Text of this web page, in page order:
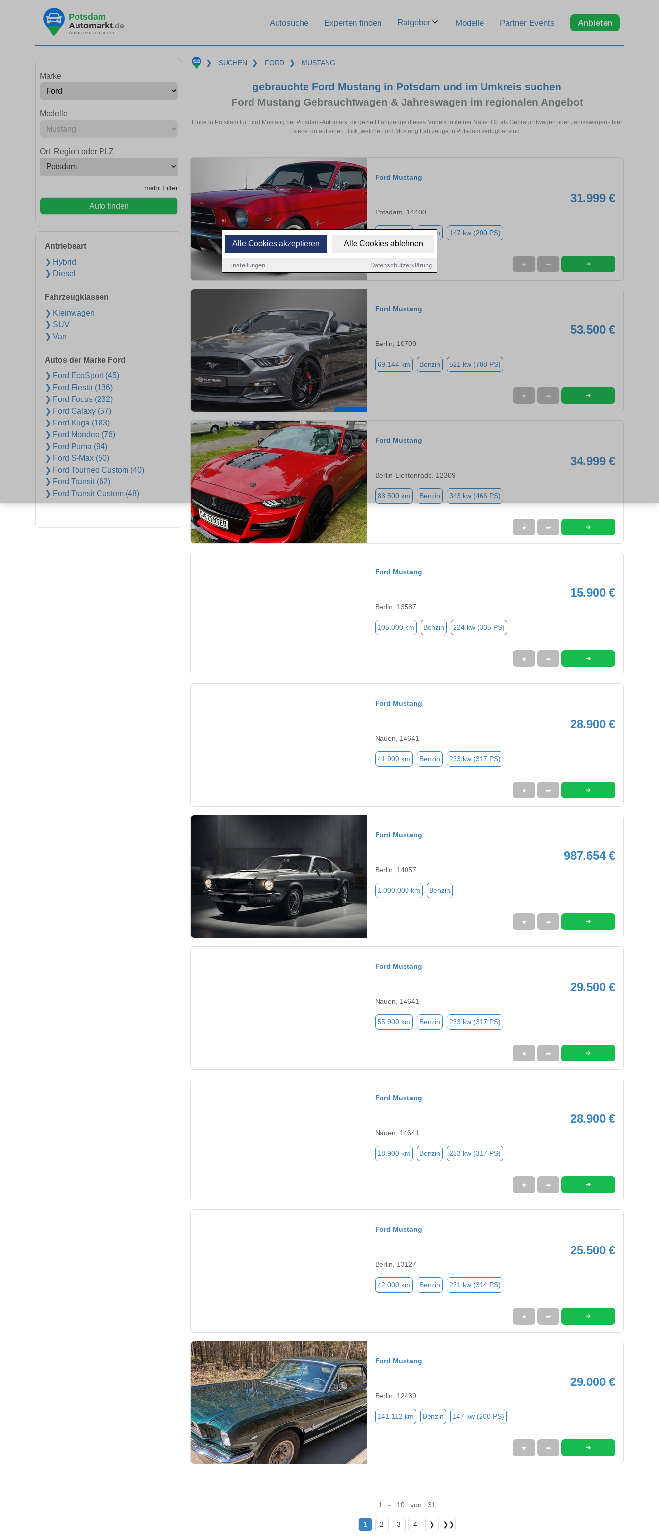
Alle Cookies akzeptieren Alle Cookies ablehnen
Einstellungen Datenschutzerklärung
Potsdam
Automarkt.de
Autos einfach finden
Autosuche Experten finden Ratgeber Modelle Partner Events Anbieten
Marke
Modelle
Ort, Region oder PLZ
mehr Filter
Auto finden
Antriebsart
❯ Hybrid
❯ Diesel
Fahrzeugklassen
❯ Kleinwagen
❯ SUV
❯ Van
Autos der Marke Ford
❯ Ford EcoSport (45)
❯ Ford Fiesta (136)
❯ Ford Focus (232)
❯ Ford Galaxy (57)
❯ Ford Kuga (183)
❯ Ford Mondeo (76)
❯ Ford Puma (94)
❯ Ford S-Max (50)
❯ Ford Tourneo Custom (40)
❯ Ford Transit (62)
❯ Ford Transit Custom (48)
❯ SUCHEN ❯ FORD ❯ MUSTANG
gebrauchte Ford Mustang in Potsdam und im Umkreis suchen
Ford Mustang Gebrauchtwagen & Jahreswagen im regionalen Angebot
Finde in Potsdam für Ford Mustang bei Potsdam-Automarkt.de gezielt Fahrzeuge dieses Models in deiner Nähe. Ob als Gebrauchtwagen oder Jahreswagen - hier
siehst du auf einen Blick, welche Ford Mustang Fahrzeuge in Potsdam verfügbar sind.
Ford Mustang
31.999 €
Potsdam, 14480
Benzin 147 kw (200 PS)
★ ➦ ➜
Ford Mustang
53.500 €
Berlin, 10709
69.144 km Benzin 521 kw (708 PS)
★ ➦ ➜
Ford Mustang
34.999 €
Berlin-Lichtenrade, 12309
83.500 km Benzin 343 kw (466 PS)
★ ➦ ➜
Ford Mustang
15.900 €
Berlin, 13587
105.000 km Benzin 224 kw (305 PS)
★ ➦ ➜
Ford Mustang
28.900 €
Nauen, 14641
41.900 km Benzin 233 kw (317 PS)
★ ➦ ➜
Ford Mustang
987.654 €
Berlin, 14057
1.000.000 km Benzin
★ ➦ ➜
Ford Mustang
29.500 €
Nauen, 14641
55.900 km Benzin 233 kw (317 PS)
★ ➦ ➜
Ford Mustang
28.900 €
Nauen, 14641
18.900 km Benzin 233 kw (317 PS)
★ ➦ ➜
Ford Mustang
25.500 €
Berlin, 13127
42.000 km Benzin 231 kw (314 PS)
★ ➦ ➜
Ford Mustang
29.000 €
Berlin, 12439
141.112 km Benzin 147 kw (200 PS)
★ ➦ ➜
1 - 10 von 31
1 2 3 4 ❯ ❯❯